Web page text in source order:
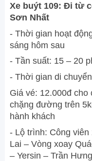
Xe buýt 109: Đi từ
Sơn Nhất
- Thời gian hoạt
sáng hôm sau
- Tần suất: 15 – 20
- Thời gian di
Giá vé: 12.000đ
chặng đường trên
hành khách
- Lộ trình: Công
Lai – Vòng xoay
– Yersin – Trần